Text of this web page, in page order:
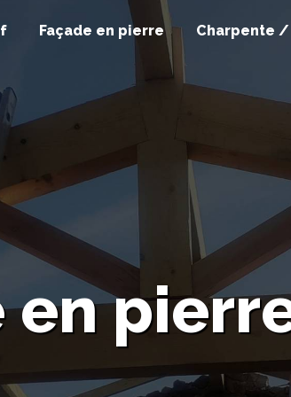
Façade en pierre Charpente
en